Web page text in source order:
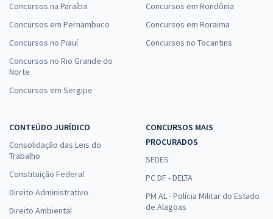
Concursos na Paraíba
Concursos em Pernambuco
Concursos no Piauí
Concursos no Rio Grande do
Norte
Concursos em Sergipe
Concursos em Rondônia
Concursos em Roraima
Concursos no Tocantins
CONTEÚDO JURÍDICO
Consolidação das Leis do
Trabalho
Constituição Federal
Direito Administrativo
Direito Ambiental
CONCURSOS MAIS
PROCURADOS
SEDES
PC DF - DELTA
PM AL - Polícia Militar do Estado
de Alagoas